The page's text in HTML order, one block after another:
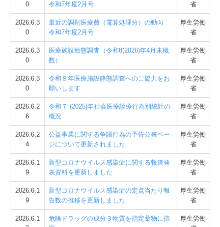
0
令和7年度2月号
省
2026.6.3
0
最近の調剤医療費（電算処理分）の動向
令和7年度2月号
厚生労働
省
2026.6.3
0
医療施設動態調査（令和8(2026)年4月末概
数）
厚生労働
省
2026.6.3
0
令和８年医療施設静態調査へのご協力をお
願いします
厚生労働
省
2026.6.2
6
令和７ (2025)年社会医療診療行為別統計の
概況
厚生労働
省
2026.6.2
4
公益事業に関する争議行為の予告公表ペー
ジについて更新されました
厚生労働
省
2026.6.1
9
新型コロナウイルス感染症に関する報道発
表資料を更新しました
厚生労働
省
2026.6.1
9
新型コロナウイルス感染症の定点当たり報
告数の推移を更新しました
厚生労働
省
2026.6.1
危険ドラッグの成分３物質を指定薬物に指
厚生労働